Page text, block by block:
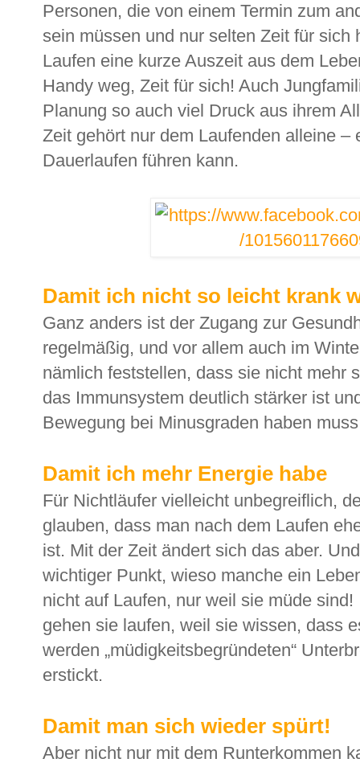
Personen, die von einem Termin zum
sein müssen und nur selten Zeit für sich
Laufen eine kurze Auszeit aus dem
Handy weg, Zeit für sich! Auch
Planung so auch viel Druck aus ihrem
Zeit gehört nur dem Laufenden alleine –
Dauerlaufen führen kann.
Damit ich nicht so leicht krank
Ganz anders ist der Zugang zur
regelmäßig, und vor allem auch im
nämlich feststellen, dass sie nicht mehr
das Immunsystem deutlich stärker ist
Bewegung bei Minusgraden haben
Damit ich mehr Energie habe
Für Nichtläufer vielleicht unbegreiflich,
glauben, dass man nach dem Laufen
ist. Mit der Zeit ändert sich das aber.
wichtiger Punkt, wieso manche ein
nicht auf Laufen, nur weil sie müde
gehen sie laufen, weil sie wissen, dass
werden „müdigkeitsbegründeten“
erstickt.
Damit man sich wieder spürt!
Aber nicht nur mit dem Runterkommen